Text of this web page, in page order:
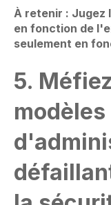
À retenir : Jugez
en fonction de
seulement en
5.